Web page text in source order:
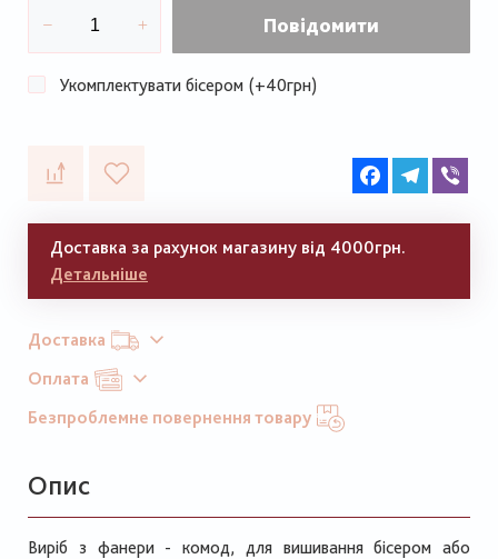
Повідомити
Укомплектувати бісером (+40грн)
FacebookTelegram
Доставка за рахунок магазину від 4000грн.
Детальніше
Доставка
Оплата
Безпроблемне повернення товару
Опис
Виріб з фанери - комод, для вишивання бісером або